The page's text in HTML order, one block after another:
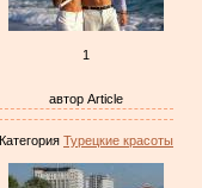
1
автор Article
Категория Турецкие красоты